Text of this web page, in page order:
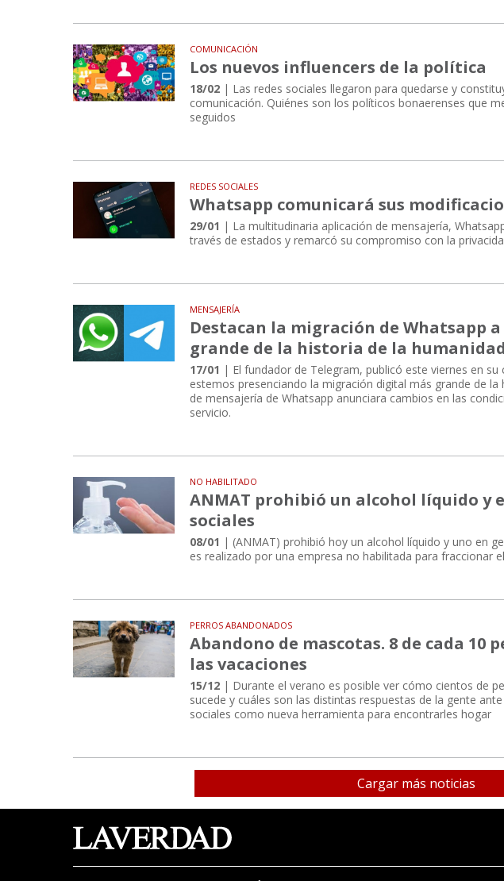
COMUNICACIÓN
Los nuevos influencers de la política
18/02 | Las redes sociales llegaron para quedarse y
comunicación. Quiénes son los políticos bonaerenses que
seguidos
REDES SOCIALES
Whatsapp comunicará sus
29/01 | La multitudinaria aplicación de mensajería,
través de estados y remarcó su compromiso con la
MENSAJERÍA
Destacan la migración de Whatsapp
grande de la historia de la
17/01 | El fundador de Telegram, publicó este viernes en
estemos presenciando la migración digital más grande de
de mensajería de Whatsapp anunciara cambios en las
servicio.
NO HABILITADO
ANMAT prohibió un alcohol líquido y
sociales
08/01 | (ANMAT) prohibió hoy un alcohol líquido y uno en
es realizado por una empresa no habilitada para fraccionar
PERROS ABANDONADOS
Abandono de mascotas. 8 de cada 10
las vacaciones
15/12 | Durante el verano es posible ver cómo cientos de
sucede y cuáles son las distintas respuestas de la gente
sociales como nueva herramienta para encontrarles hogar
Cargar más noticias